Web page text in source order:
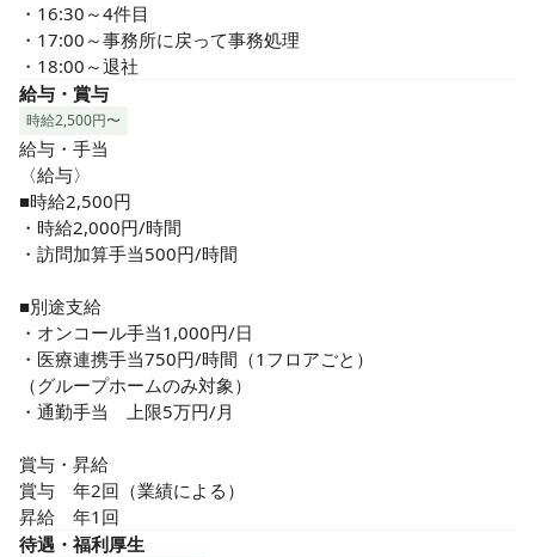
◆パートさんが働きやすい環境☆厚生省から最優秀賞受賞◆
業界でいち早く、同一労働・同一賃金を導入。正社員と共通
の人事評価制度が昇給や賞与い反映されるほか、資格を取得
すると時給がアップする仕組みや、時間に制限のあるパート
さんも受講しやすい動画配信の研修等、パートさんが働きや
すい環境を実現し、厚生労働省から最優秀賞を頂きました。
・16:30～4件目
・17:00～事務所に戻って事務処理
・18:00～退社
給与・賞与
時給2,500円〜
給与・手当
〈給与〉
■時給2,500円
・時給2,000円/時間
・訪問加算手当500円/時間
■別途支給
・オンコール手当1,000円/日
・医療連携手当750円/時間（1フロアごと）
（グループホームのみ対象）
・通勤手当　上限5万円/月
賞与・昇給
賞与　年2回（業績による）
昇給　年1回
待遇・福利厚生